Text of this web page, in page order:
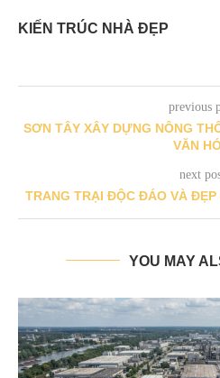
KIẾN TRÚC NHÀ ĐẸP
previous
SƠN TÂY XÂY DỰNG NÔNG
VĂN
next
TRANG TRẠI ĐỘC ĐÁO VÀ
YOU MAY